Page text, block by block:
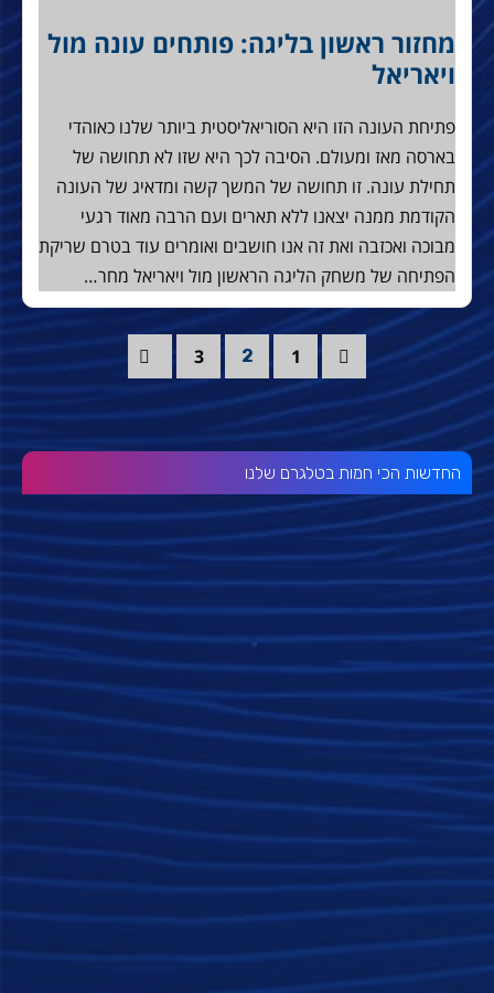
מחזור ראשון בליגה: פותחים עונה מול
ויאריאל
פתיחת העונה הזו היא הסוריאליסטית ביותר שלנו כאוהדי
בארסה מאז ומעולם. הסיבה לכך היא שזו לא תחושה של
תחילת עונה. זו תחושה של המשך קשה ומדאיג של העונה
הקודמת ממנה יצאנו ללא תארים ועם הרבה מאוד רגעי
מבוכה ואכזבה ואת זה אנו חושבים ואומרים עוד בטרם שריקת
הפתיחה של משחק הליגה הראשון מול ויאריאל מחר…
1
2
3
החדשות הכי חמות בטלגרם שלנו